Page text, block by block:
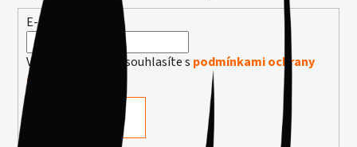
E-mail
Vložením e-mailu souhlasíte s podmínkami ochrany
osobních údajů